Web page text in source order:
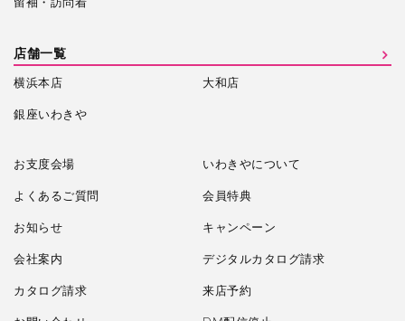
留袖・訪問着
店舗一覧
横浜本店 大和店
銀座いわきや
お支度会場 いわきやについて
よくあるご質問 会員特典
お知らせ キャンペーン
会社案内 デジタルカタログ請求
カタログ請求 来店予約